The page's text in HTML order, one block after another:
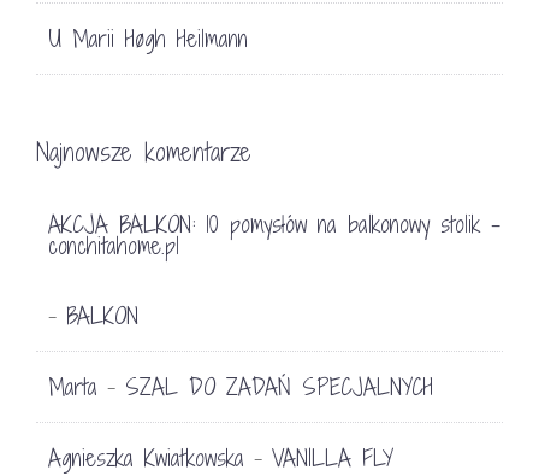
U Marii Høgh Heilmann
Najnowsze komentarze
AKCJA BALKON: 10 pomysłów na balkonowy stolik -
conchitahome.pl
- BALKON
Marta - SZAL DO ZADAŃ SPECJALNYCH
Agnieszka Kwiatkowska - VANILLA FLY